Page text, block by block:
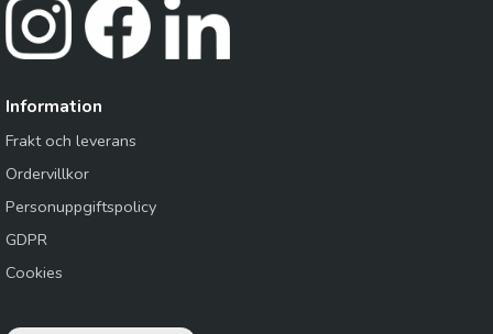
Information
Frakt och leverans
Ordervillkor
Personuppgiftspolicy
GDPR
Cookies